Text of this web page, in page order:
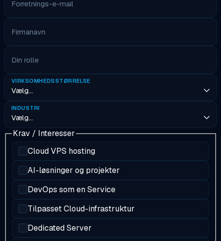
Forretnings-e-mail
Firmanavn
Din rolle
VIRKSOMHEDSSTØRRELSE
INDUSTRI
Krav / Interesser
Cloud VPS hosting
AI-løsninger og projekter
DevOps som en Service
Tilpasset Cloud-infrastruktur
Dedicated Server